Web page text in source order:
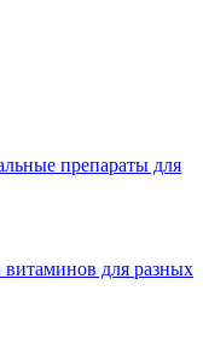
препараты для
для разных